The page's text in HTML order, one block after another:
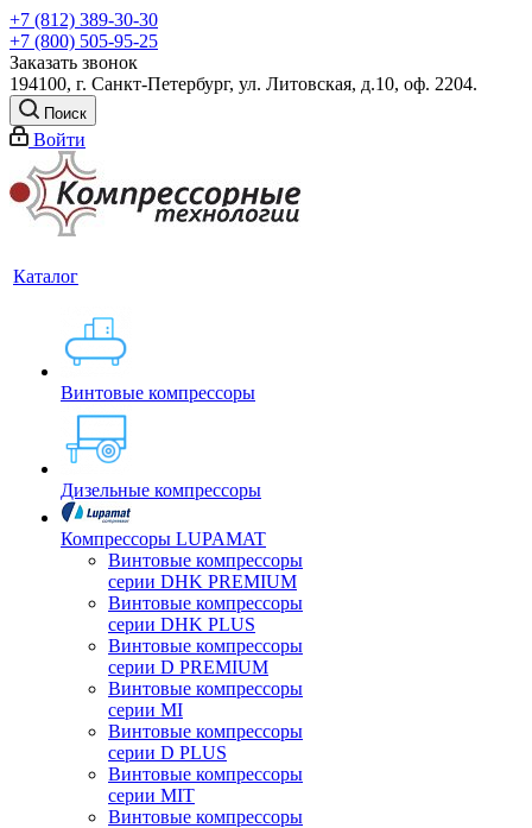
+7 (812) 389-30-30
+7 (800) 505-95-25
Заказать звонок
194100, г. Санкт-Петербург, ул. Литовская, д.10, оф. 2204.
Поиск
Войти
Каталог
Винтовые компрессоры
Дизельные компрессоры
Компрессоры LUPAMAT
Винтовые компрессоры
серии DHK PREMIUM
Винтовые компрессоры
серии DHK PLUS
Винтовые компрессоры
серии D PREMIUM
Винтовые компрессоры
серии MI
Винтовые компрессоры
серии D PLUS
Винтовые компрессоры
серии MIT
Винтовые компрессоры